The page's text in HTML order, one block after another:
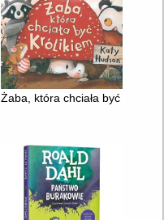
Żaba, która chciała być